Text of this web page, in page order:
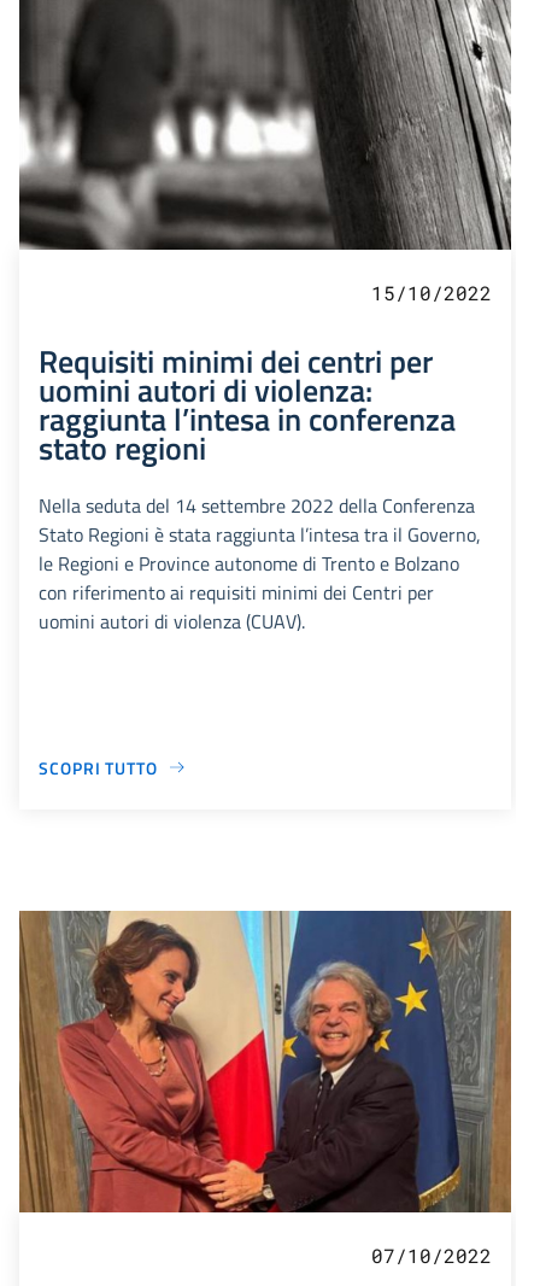
15/10/2022
Requisiti minimi dei centri per
uomini autori di violenza:
raggiunta l’intesa in conferenza
stato regioni
Nella seduta del 14 settembre 2022 della Conferenza
Stato Regioni è stata raggiunta l’intesa tra il Governo,
le Regioni e Province autonome di Trento e Bolzano
con riferimento ai requisiti minimi dei Centri per
uomini autori di violenza (CUAV).
SCOPRI TUTTO
07/10/2022